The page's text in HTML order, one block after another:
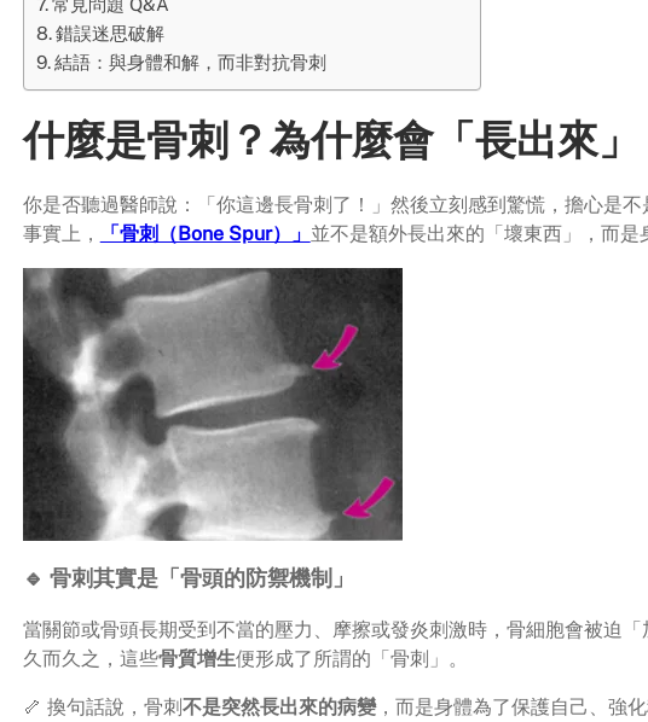
常見問題 Q&A
錯誤迷思破解
結語：與身體和解，而非對抗骨刺
什麼是骨刺？為什麼會「長出來」
你是否聽過醫師說：「你這邊長骨刺了！」然後立刻感到驚慌，擔心是
事實上，
「骨刺（Bone Spur）」 並不是額外長出來的「壞東西」，而
🔹 骨刺其實是「骨頭的防禦機制」
當關節或骨頭長期受到不當的壓力、摩擦或發炎刺激時，骨細胞會被迫「
久而久之，這些骨質增生便形成了所謂的「骨刺」。
🦴 換句話說，骨刺不是突然長出來的病變，而是身體為了保護自己、強化